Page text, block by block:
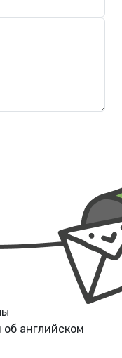
об английском